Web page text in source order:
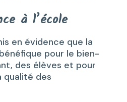
à l’école
en évidence que la
pour le bien-
des élèves et pour
qualité des